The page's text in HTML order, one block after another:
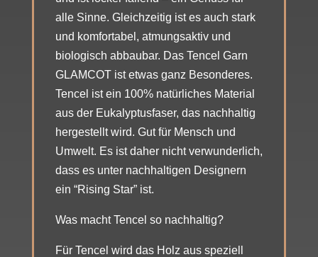
alle Sinne. Gleichzeitig ist es auch stark
und komfortabel, atmungsaktiv und
biologisch abbaubar. Das Tencel Garn
GLAMCOT ist etwas ganz Besonderes.
Tencel ist ein 100% natürliches Material
aus der Eukalyptusfaser, das nachhaltig
hergestellt wird. Gut für Mensch und
Umwelt. Es ist daher nicht verwunderlich,
dass es unter nachhaltigen Designern
ein “Rising Star” ist.
Was macht Tencel so nachhaltig?
Für Tencel wird das Holz aus speziell